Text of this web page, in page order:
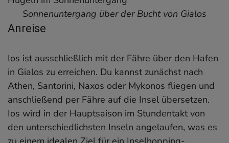
Sonnenuntergang über der Bucht von Gialos
Anreise
Ios ist ausschließlich mit der Fähre über den Hafen
in Gialos zu erreichen. Du kannst zunächst nach
Athen, Santorini, Naxos oder Mykonos fliegen und
anschließend per Fähre auf die Insel übersetzen.
Ios wird in der Hauptsaison im Stundentakt von
den unterschiedlichsten Inseln angelaufen, was es